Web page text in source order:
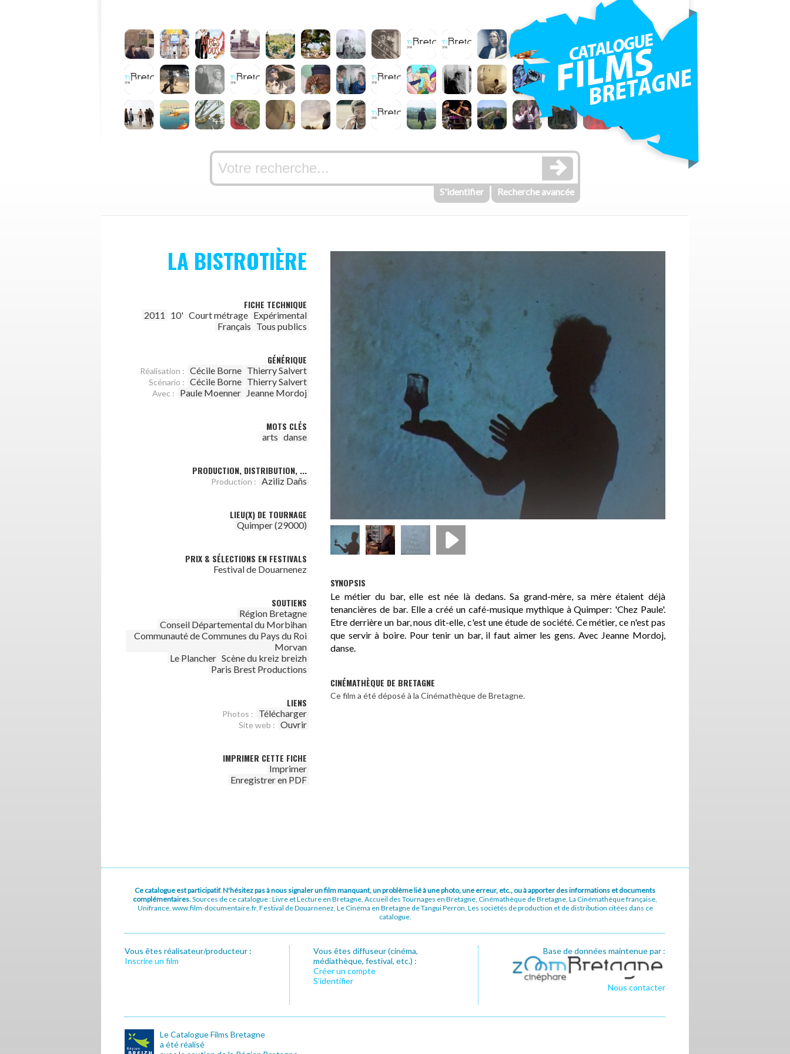
S'identifier Recherche avancée
LA BISTROTIÈRE
FICHE TECHNIQUE
2011 10' Court métrage Expérimental
Français Tous publics
GÉNÉRIQUE
Réalisation : Cécile Borne Thierry Salvert
Scénario : Cécile Borne Thierry Salvert
Avec : Paule Moenner Jeanne Mordoj
MOTS CLÉS
arts danse
PRODUCTION, DISTRIBUTION, ...
Production : Aziliz Dañs
LIEU(X) DE TOURNAGE
Quimper (29000)
PRIX & SÉLECTIONS EN FESTIVALS
Festival de Douarnenez
SOUTIENS
Région Bretagne
Conseil Départemental du Morbihan
Communauté de Communes du Pays du Roi
Morvan
Le Plancher Scène du kreiz breizh
Paris Brest Productions
LIENS
Photos : Télécharger
Site web : Ouvrir
IMPRIMER CETTE FICHE
Imprimer
Enregistrer en PDF
SYNOPSIS
Le métier du bar, elle est née là dedans. Sa grand-mère, sa mère étaient déjà
tenancières de bar. Elle a créé un café-musique mythique à Quimper: 'Chez Paule'.
Etre derrière un bar, nous dit-elle, c'est une étude de société. Ce métier, ce n'est pas
que servir à boire. Pour tenir un bar, il faut aimer les gens. Avec Jeanne Mordoj,
danse.
CINÉMATHÈQUE DE BRETAGNE
Ce film a été déposé à la Cinémathèque de Bretagne.
Ce catalogue est participatif. N'hésitez pas à nous signaler un film manquant, un problème lié à une photo, une erreur, etc., ou à apporter des informations et documents
complémentaires.Sources de ce catalogue : Livre et Lecture en Bretagne, Accueil des Tournages en Bretagne, Cinémathèque de Bretagne, La Cinémathèque française,
Unifrance, www.film-documentaire.fr, Festival de Douarnenez, Le Cinéma en Bretagne de Tangui Perron, Les sociétés de production et de distribution citées dans ce
catalogue.
Vous êtes réalisateur/producteur :
Inscrire un film
Vous êtes diffuseur (cinéma,
médiathèque, festival, etc.) :
Créer un compte
S’identifier
Base de données maintenue par :
Nous contacter
Le Catalogue Films Bretagne
a été réalisé